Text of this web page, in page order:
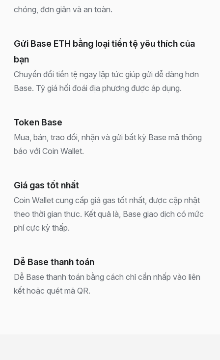
chóng, đơn giản và an toàn.
Gửi Base ETH bằng loại tiền tệ yêu thích của
bạn
Chuyển đổi tiền tệ ngay lập tức giúp gửi dễ dàng hơn
Base. Tỷ giá hối đoái địa phương được áp dụng.
Token Base
Mua, bán, trao đổi, nhận và gửi bất kỳ Base mã thông
báo với Coin Wallet.
Giá gas tốt nhất
Coin Wallet cung cấp giá gas tốt nhất, được cập nhật
theo thời gian thực. Kết quả là, Base giao dịch có mức
phí cực kỳ thấp.
Dễ Base thanh toán
Dễ Base thanh toán bằng cách chỉ cần nhấp vào liên
kết hoặc quét mã QR.